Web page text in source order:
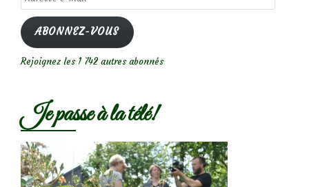
e-
mail
ABONNEZ-VOUS
Rejoignez les 1 742 autres abonnés
Je passe à la télé!